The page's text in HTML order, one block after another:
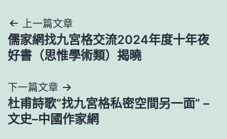
文
章
覽
上一篇文章
儒家網找九宮格交流2024年度十年夜
好書（思惟學術類）揭曉
下一篇文章
杜甫詩歌“找九宮格私密空間另一面” –
文史–中國作家網